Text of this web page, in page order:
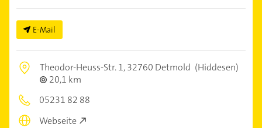
E-Mail
Theodor-Heuss-Str. 1,32760 Detmold (Hiddesen)
20,1 km
05231 82 88
Webseite